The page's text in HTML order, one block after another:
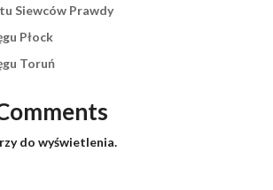
Siewców Prawdy
Płock
Toruń
do wyświetlenia.